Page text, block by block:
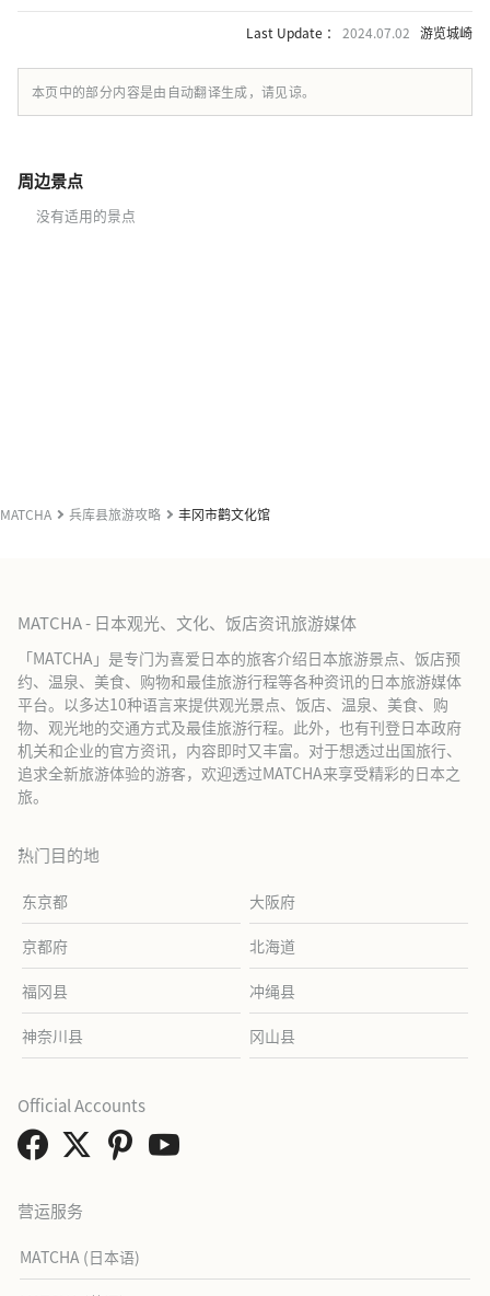
Last Update ： 2024.07.02 游览城崎
本页中的部分内容是由自动翻译生成，请见谅。
周边景点
没有适用的景点
MATCHA 兵库县旅游攻略 丰冈市鹳文化馆
MATCHA - 日本观光、文化、饭店资讯旅游媒体
「MATCHA」是专门为喜爱日本的旅客介绍日本旅游景点、饭店预
约、温泉、美食、购物和最佳旅游行程等各种资讯的日本旅游媒体
平台。以多达10种语言来提供观光景点、饭店、温泉、美食、购
物、观光地的交通方式及最佳旅游行程。此外，也有刊登日本政府
机关和企业的官方资讯，内容即时又丰富。对于想透过出国旅行、
追求全新旅游体验的游客，欢迎透过MATCHA来享受精彩的日本之
旅。
热门目的地
东京都 大阪府
京都府 北海道
福冈县 冲绳县
神奈川县 冈山县
营运服务
MATCHA (日本语)
Official Accounts